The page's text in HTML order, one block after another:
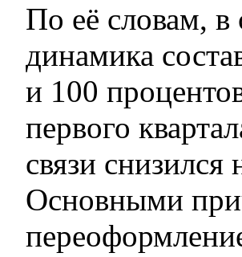
По её словам, в
динамика
и 100
первого
связи снизился
Основными